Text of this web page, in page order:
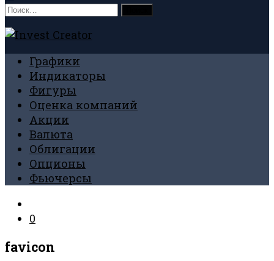
Найти:
Графики
Индикаторы
Фигуры
Оценка компаний
Акции
Валюта
Облигации
Опционы
Фьючерсы
0
favicon